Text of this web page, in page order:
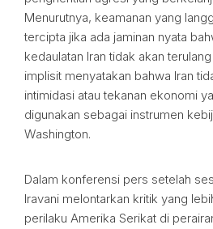
Menurutnya, keamanan yang
tercipta jika ada jaminan nyata
kedaulatan Iran tidak akan
implisit menyatakan bahwa Iran
intimidasi atau tekanan ekonomi
digunakan sebagai instrumen
Washington.
Dalam konferensi pers setelah
Iravani melontarkan kritik yang
perilaku Amerika Serikat di